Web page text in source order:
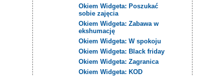
Okiem Widgeta: Poszukać
sobie zajęcia
Okiem Widgeta: Zabawa w
ekshumację
Okiem Widgeta: W spokoju
Okiem Widgeta: Black friday
Okiem Widgeta: Zagranica
Okiem Widgeta: KOD